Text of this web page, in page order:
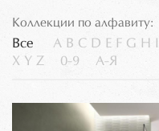
Коллекции по алфавиту:
Все A B C D E F G H
X Y Z 0-9 А-Я